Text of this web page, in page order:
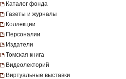
Каталог фонда
Газеты и журналы
Коллекции
Персоналии
Издатели
Томская книга
Видеолекторий
Виртуальные выставки